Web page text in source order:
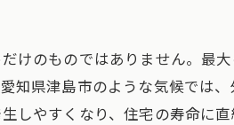
壁塗装の費用対効果を考慮した
後悔しない外壁塗装のコスト最適
けのものではありません。最
知県津島市のような気候では
しやすくなり、住宅の寿命に